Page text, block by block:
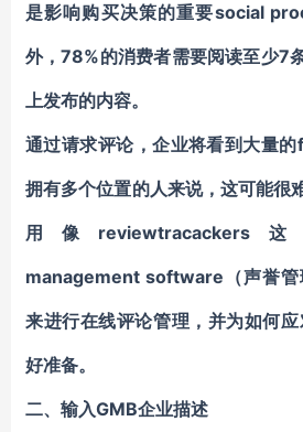
是影响购买决策的重要social
外，78%的消费者需要阅读至少7
上发布的内容。
通过请求评论，企业将看到大量
拥有多个位置的人来说，这可能很
用像reviewtracackers
management software（声誉管
来进行在线评论管理，并为如何
好准备。
二、 输入GMB企业描述